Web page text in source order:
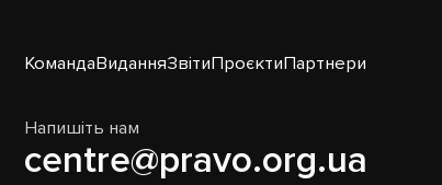
КомандаВиданняЗвітиПроєктиПартнери
Напишіть нам
centre@pravo.org.ua